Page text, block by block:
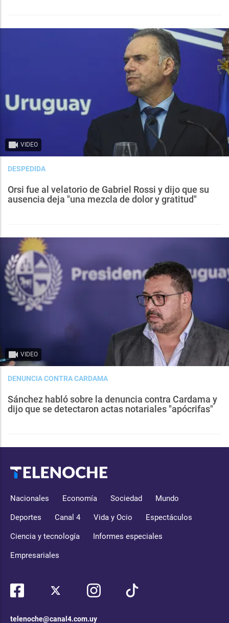
VIDEO
DESPEDIDA
Orsi fue al velatorio de Gabriel Rossi y dijo que su
ausencia deja "una mezcla de dolor y gratitud"
VIDEO
DENUNCIA CONTRA CARDAMA
Sánchez habló sobre la denuncia contra Cardama y
dijo que se detectaron actas notariales "apócrifas"
Nacionales Economía Sociedad Mundo
Deportes Canal 4 Vida y Ocio Espectáculos
Ciencia y tecnología Informes especiales
Empresariales
telenoche@canal4.com.uy